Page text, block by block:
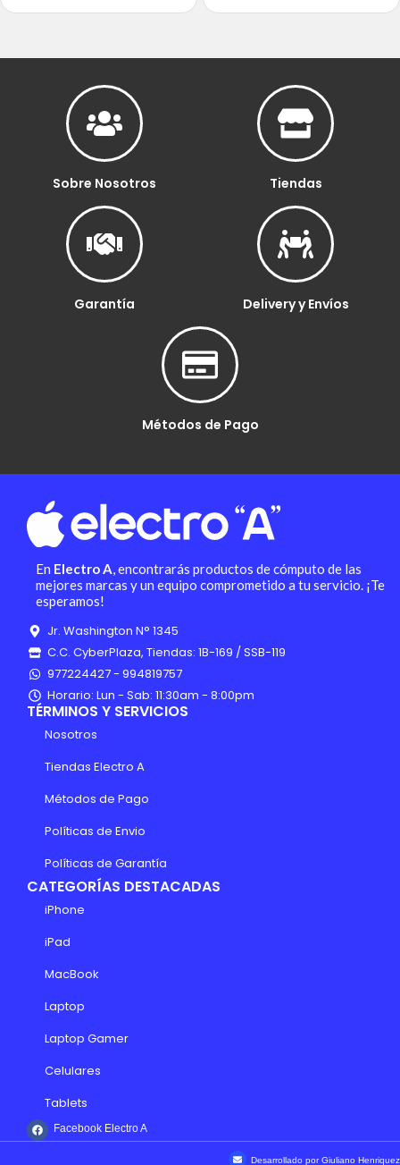
Sobre Nosotros Tiendas
Garantía Delivery y Envíos
Métodos de Pago
En Electro A, encontrarás productos de cómputo de las
mejores marcas y un equipo comprometido a tu servicio. ¡Te
esperamos!
Jr. Washington N° 1345
C.C. CyberPlaza, Tiendas: 1B-169 / SSB-119
977224427 - 994819757
Horario: Lun - Sab: 11:30am - 8:00pm
TÉRMINOS Y SERVICIOS
Nosotros
Tiendas Electro A
Métodos de Pago
Políticas de Envio
Políticas de Garantía
CATEGORÍAS DESTACADAS
iPhone
iPad
MacBook
Laptop
Laptop Gamer
Celulares
Tablets
Facebook Electro A
Desarrollado por Giuliano Henriquez